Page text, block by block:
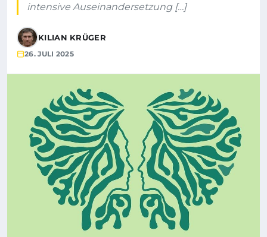
intensive Auseinandersetzung […]
KILIAN KRÜGER
26. JULI 2025